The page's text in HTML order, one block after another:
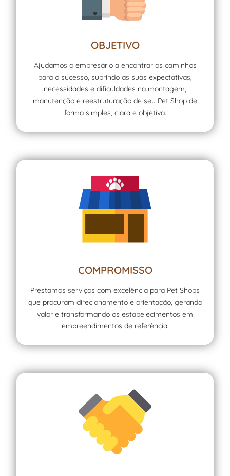
OBJETIVO
Ajudamos o empresário a encontrar os caminhos
para o sucesso, suprindo as suas expectativas,
necessidades e dificuldades na montagem,
manutenção e reestruturação de seu Pet Shop de
forma simples, clara e objetiva.
COMPROMISSO
Prestamos serviços com excelência para Pet Shops
que procuram direcionamento e orientação, gerando
valor e transformando os estabelecimentos em
empreendimentos de referência.